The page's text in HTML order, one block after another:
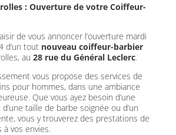
: Ouverture de votre Coiffeur-
de vous annoncer l’ouverture mardi
d’un toutnouveau coiffeur-barbier
au 28 rue du Général Leclerc.
vous propose des services de
pour hommes, dans une ambiance
Que vous ayez besoin d’une
taille de barbe soignée ou d’un
vous y trouverez des prestations de
à vos envies.